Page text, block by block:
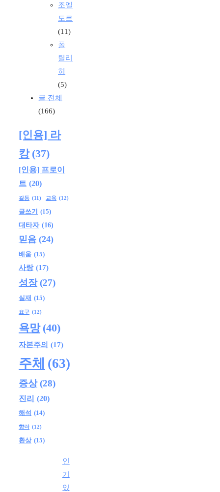
조엘
도르
(11)
폴
틸리
히
(5)
글 전체
(166)
[인용] 라
캉 (37)
[인용] 프로이
트 (20)
갈등 (11) 교육 (12)
글쓰기 (15)
대타자 (16)
믿음 (24)
배움 (15)
사랑 (17)
성장 (27)
실재 (15)
요구 (12)
욕망 (40)
자본주의 (17)
주체 (63)
증상 (28)
진리 (20)
해석 (14)
향락 (12)
환상 (15)
인
기
있